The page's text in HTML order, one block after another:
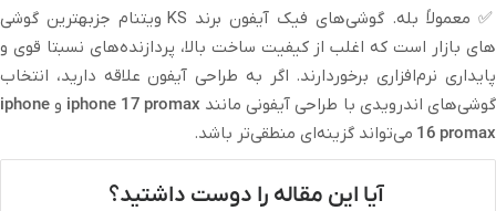
✅ معمولاً بله. گوشی‌های فیک آیفون برند KS ویتنام جزبهترین گوشی
های بازار است که اغلب از کیفیت ساخت بالا، پردازنده‌های نسبتا قوی و
پایداری نرم‌افزاری برخوردارند. اگر به طراحی آیفون علاقه دارید، انتخاب
گوشی‌های اندرویدی با طراحی آیفونی مانند iphone 17 promax و iphone
16 promax می‌تواند گزینه‌ای منطقی‌تر باشد.
آیا این مقاله را دوست داشتید؟